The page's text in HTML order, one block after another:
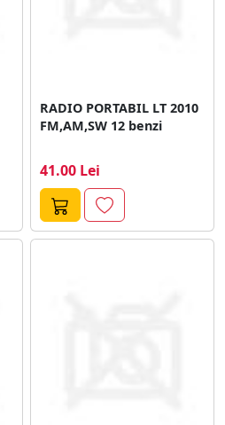
RADIO PORTABIL LT 2010
FM,AM,SW 12 benzi
41.00 Lei